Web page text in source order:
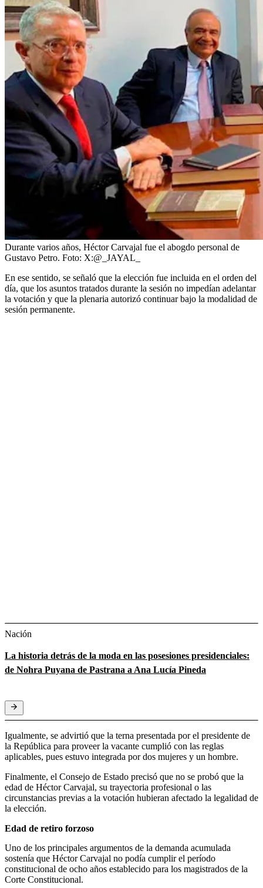
Durante varios años, Héctor Carvajal fue el abogdo personal de
Gustavo Petro. Foto: X:@_JAYAL_
En ese sentido, se señaló que la elección fue incluida en el orden del
día, que los asuntos tratados durante la sesión no impedían adelantar
la votación y que la plenaria autorizó continuar bajo la modalidad de
sesión permanente.
Nación
La historia detrás de la moda en las posesiones presidenciales:
de Nohra Puyana de Pastrana a Ana Lucía Pineda
Igualmente, se advirtió que la terna presentada por el presidente de
la República para proveer la vacante cumplió con las reglas
aplicables, pues estuvo integrada por dos mujeres y un hombre.
Finalmente, el Consejo de Estado precisó que no se probó que la
edad de Héctor Carvajal, su trayectoria profesional o las
circunstancias previas a la votación hubieran afectado la legalidad de
la elección.
Edad de retiro forzoso
Uno de los principales argumentos de la demanda acumulada
sostenía que Héctor Carvajal no podía cumplir el período
constitucional de ocho años establecido para los magistrados de la
Corte Constitucional.